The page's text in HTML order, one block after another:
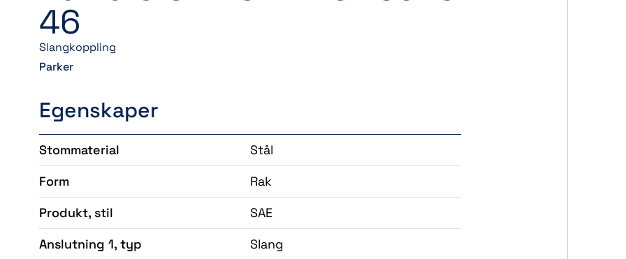
46
Slangkoppling
Parker
Egenskaper
Stommaterial
Stål
Form
Rak
Produkt, stil
SAE
Anslutning 1, typ
Slang